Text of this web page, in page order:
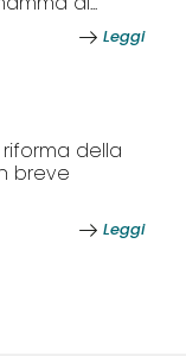
Leggi
della
breve
Leggi